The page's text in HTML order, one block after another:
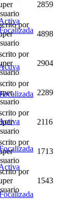
2859
por
4898
por
2904
por
2289
por
2116
por
1713
por
1543